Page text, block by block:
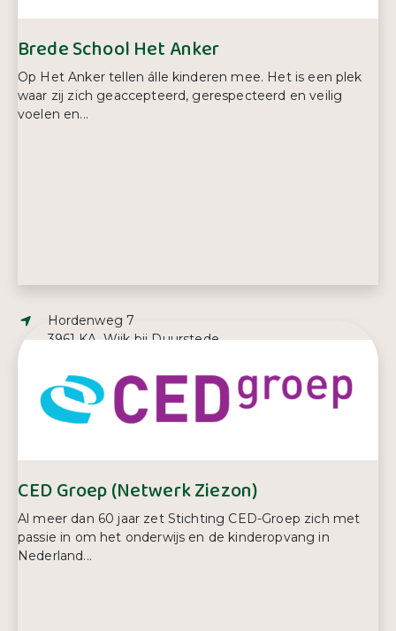
Brede School Het Anker
Op Het Anker tellen álle kinderen mee. Het is een plek
waar zij zich geaccepteerd, gerespecteerd en veilig
voelen en...
Adres:
Hordenweg 7
3961 KA, Wijk bij Duurstede
info@hetanker-wijk.nl
Telefoonnummer:
0343 79 20 00
CED Groep (Netwerk Ziezon)
Al meer dan 60 jaar zet Stichting CED-Groep zich met
passie in om het onderwijs en de kinderopvang in
Nederland...